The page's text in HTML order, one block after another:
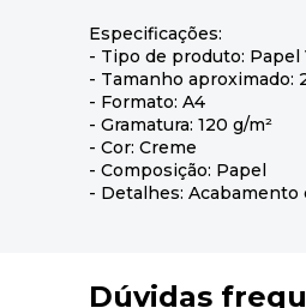
Especificações:
- Tipo de produto: Papel
- Tamanho aproximado:
- Formato: A4
- Gramatura: 120 g/m²
- Cor: Creme
- Composição: Papel
- Detalhes:
Dúvidas